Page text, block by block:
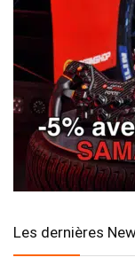
Les dernières